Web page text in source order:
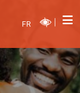
FR